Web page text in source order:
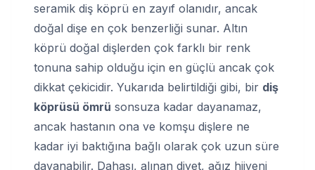
seramik diş köprü en zayıf olanıdır, ancak
doğal dişe en çok benzerliği sunar. Altın
köprü doğal dişlerden çok farklı bir renk
tonuna sahip olduğu için en güçlü ancak çok
dikkat çekicidir. Yukarıda belirtildiği gibi, bir diş
köprüsü ömrü sonsuza kadar dayanamaz,
ancak hastanın ona ve komşu dişlere ne
kadar iyi baktığına bağlı olarak çok uzun süre
dayanabilir. Dahası, alınan diyet, ağız hijyeni